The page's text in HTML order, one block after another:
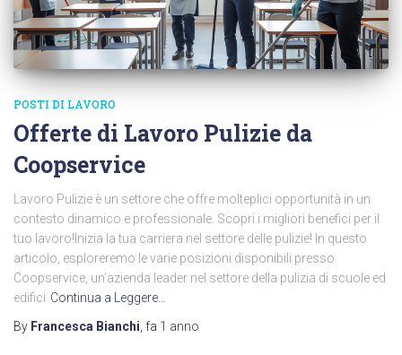
POSTI DI LAVORO
Offerte di Lavoro Pulizie da
Coopservice
Lavoro Pulizie è un settore che offre molteplici opportunità in un
contesto dinamico e professionale. Scopri i migliori benefici per il
tuo lavoro!Inizia la tua carriera nel settore delle pulizie! In questo
articolo, esploreremo le varie posizioni disponibili presso
Coopservice, un’azienda leader nel settore della pulizia di scuole ed
edifici Continua a Leggere…
By Francesca Bianchi, fa 1 anno